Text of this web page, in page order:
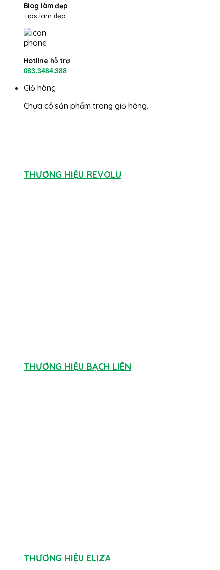
Blog làm đẹp
Tips làm đẹp
Hotline hỗ trợ
083.3484.388
Giỏ hàng
Chưa có sản phẩm trong giỏ hàng.
THƯƠNG HIỆU REVOLU
THƯƠNG HIỆU BẠCH LIÊN
THƯƠNG HIỆU ELIZA